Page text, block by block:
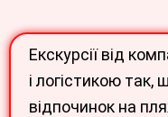
Екскурсії від
і логістикою
відпочинок на